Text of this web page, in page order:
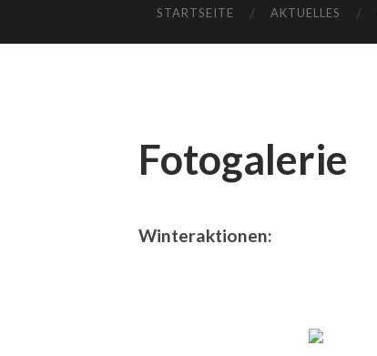
STARTSEITE AKTUELLES
Fotogalerie
Winteraktionen: